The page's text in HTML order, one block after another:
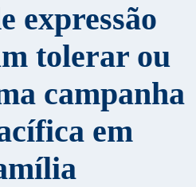
expressão
tolerar ou
campanha
em